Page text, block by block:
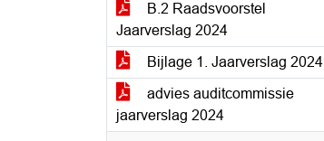
B.2 Raadsvoorstel
Jaarverslag 2024
Bijlage 1. Jaarverslag 2024
advies auditcommissie
jaarverslag 2024